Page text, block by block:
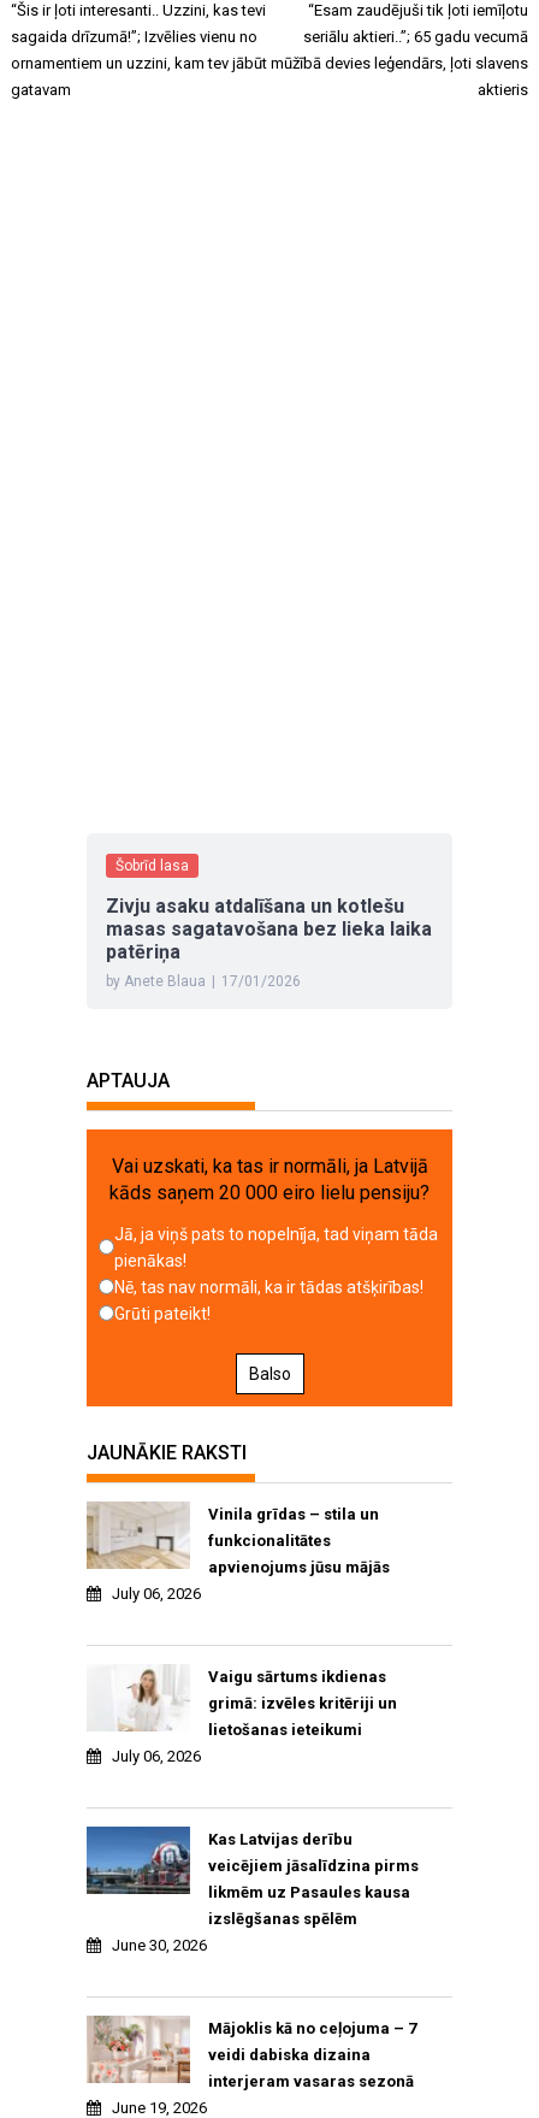
“Šis ir ļoti interesanti.. Uzzini, kas tevi
sagaida drīzumā!”; Izvēlies vienu no
ornamentiem un uzzini, kam tev jābūt
gatavam
“Esam zaudējuši tik ļoti iemīļotu
seriālu aktieri..”; 65 gadu vecumā
mūžībā devies leģendārs, ļoti slavens
aktieris
Šobrīd lasa
Zivju asaku atdalīšana un kotlešu
masas sagatavošana bez lieka laika
patēriņa
by Anete Blaua | 17/01/2026
APTAUJA
Vai uzskati, ka tas ir normāli, ja Latvijā
kāds saņem 20 000 eiro lielu pensiju?
Jā, ja viņš pats to nopelnīja, tad viņam tāda
pienākas!
Nē, tas nav normāli, ka ir tādas atšķirības!
Grūti pateikt!
Balso
JAUNĀKIE RAKSTI
Vinila grīdas – stila un
funkcionalitātes
apvienojums jūsu mājās
July 06, 2026
Vaigu sārtums ikdienas
grimā: izvēles kritēriji un
lietošanas ieteikumi
July 06, 2026
Kas Latvijas derību
veicējiem jāsalīdzina pirms
likmēm uz Pasaules kausa
izslēgšanas spēlēm
June 30, 2026
Mājoklis kā no ceļojuma – 7
veidi dabiska dizaina
interjeram vasaras sezonā
June 19, 2026